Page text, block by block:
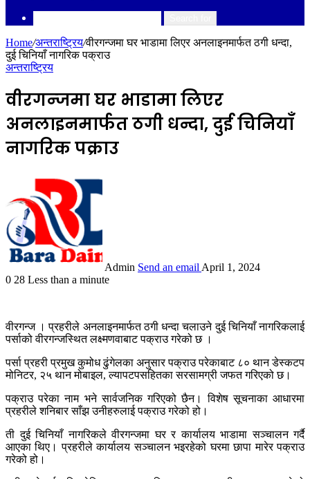
Home/अन्तराष्ट्रिय/वीरगन्जमा घर भाडामा लिएर अनलाइनमार्फत ठगी धन्दा,
दुई चिनियाँ नागरिक पक्राउ
अन्तराष्ट्रिय
वीरगन्जमा घर भाडामा लिएर
अनलाइनमार्फत ठगी धन्दा, दुई चिनियाँ
नागरिक पक्राउ
Admin Send an email April 1, 2024
0 28 Less than a minute
वीरगन्ज । प्रहरीले अनलाइनमार्फत ठगी धन्दा चलाउने दुई चिनियाँ नागरिकलाई
पर्साको वीरगन्जस्थित लक्ष्मणवाबाट पक्राउ गरेको छ ।
पर्सा प्रहरी प्रमुख कुमोध ढुंगेलका अनुसार पक्राउ परेकाबाट ८० थान डेस्कटप
मोनिटर, २५ थान मोबाइल, ल्यापटपसहितका सरसामग्री जफत गरिएको छ।
पक्राउ परेका नाम भने सार्वजनिक गरिएको छैन। विशेष सूचनाका आधारमा
प्रहरीले शनिबार साँझ उनीहरुलाई पक्राउ गरेको हो।
ती दुई चिनियाँ नागरिकले वीरगन्जमा घर र कार्यालय भाडामा सञ्चालन गर्दै
आएका थिए। प्रहरीले कार्यालय सञ्चालन भइरहेको घरमा छापा मारेर पक्राउ
गरेको हो।